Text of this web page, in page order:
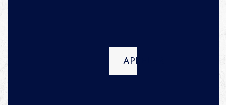
APPELER